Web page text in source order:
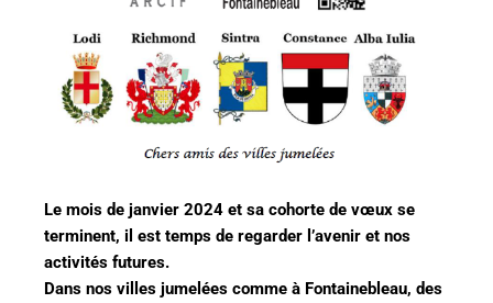
Le mois de janvier 2024 et sa cohorte de vœux se
terminent, il est temps de regarder l’avenir et nos
activités futures.
Dans nos villes jumelées comme à Fontainebleau, des